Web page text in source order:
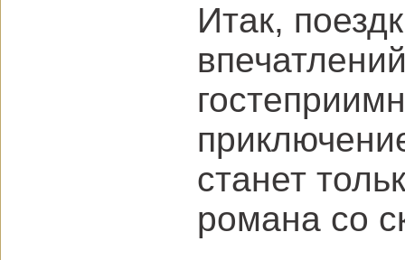
Итак,
станет
романа со